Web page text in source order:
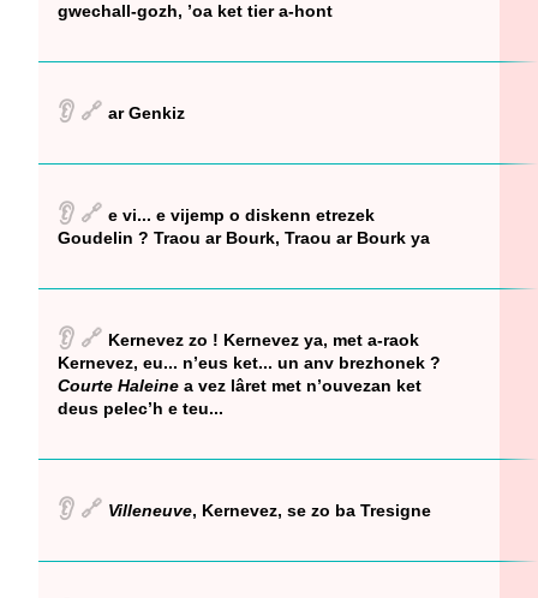
gwechall-gozh, ’oa ket tier a-hont
👂 🔗 ar Genkiz
👂 🔗 e vi... e vijemp o diskenn etrezek
Goudelin ? Traou ar Bourk, Traou ar Bourk ya
👂 🔗 Kernevez zo ! Kernevez ya, met a-raok
Kernevez, eu... n’eus ket... un anv brezhonek ?
Courte Haleine a vez lâret met n’ouvezan ket
deus pelec’h e teu...
👂 🔗 Villeneuve, Kernevez, se zo ba Tresigne